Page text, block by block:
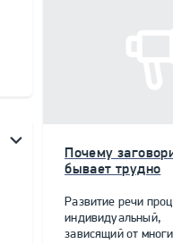
Почему
бывает трудно
Развитие речи
индивидуальный,
зависящий от